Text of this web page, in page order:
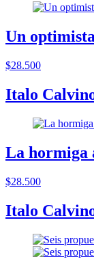
Un
$28.500
Italo
La hormiga
$28.500
Italo